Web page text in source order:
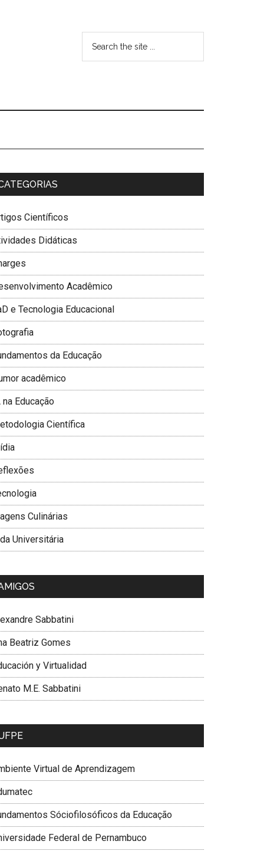
Científicos
Didáticas
Acadêmico
e Tecnologia Educacional
da Educação
acadêmico
na Educação
Cientí­fica
Culinárias
Universitária
Sabbatini
Beatriz Gomes
y Virtualidad
M.E. Sabbatini
Virtual de Aprendizagem
Sóciofilosóficos da Educação
Federal de Pernambuco